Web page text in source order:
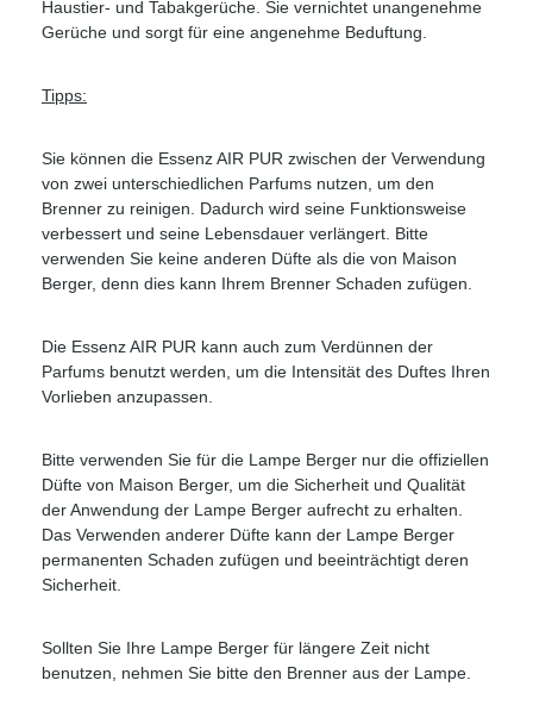
Haustier- und Tabakgerüche. Sie vernichtet unangenehme
Gerüche und sorgt für eine angenehme Beduftung.
Tipps:
Sie können die Essenz AIR PUR zwischen der Verwendung
von zwei unterschiedlichen Parfums nutzen, um den
Brenner zu reinigen. Dadurch wird seine Funktionsweise
verbessert und seine Lebensdauer verlängert. Bitte
verwenden Sie keine anderen Düfte als die von Maison
Berger, denn dies kann Ihrem Brenner Schaden zufügen.
Die Essenz AIR PUR kann auch zum Verdünnen der
Parfums benutzt werden, um die Intensität des Duftes Ihren
Vorlieben anzupassen.
Bitte verwenden Sie für die Lampe Berger nur die offiziellen
Düfte von Maison Berger, um die Sicherheit und Qualität
der Anwendung der Lampe Berger aufrecht zu erhalten.
Das Verwenden anderer Düfte kann der Lampe Berger
permanenten Schaden zufügen und beeinträchtigt deren
Sicherheit.
Sollten Sie Ihre Lampe Berger für längere Zeit nicht
benutzen, nehmen Sie bitte den Brenner aus der Lampe.